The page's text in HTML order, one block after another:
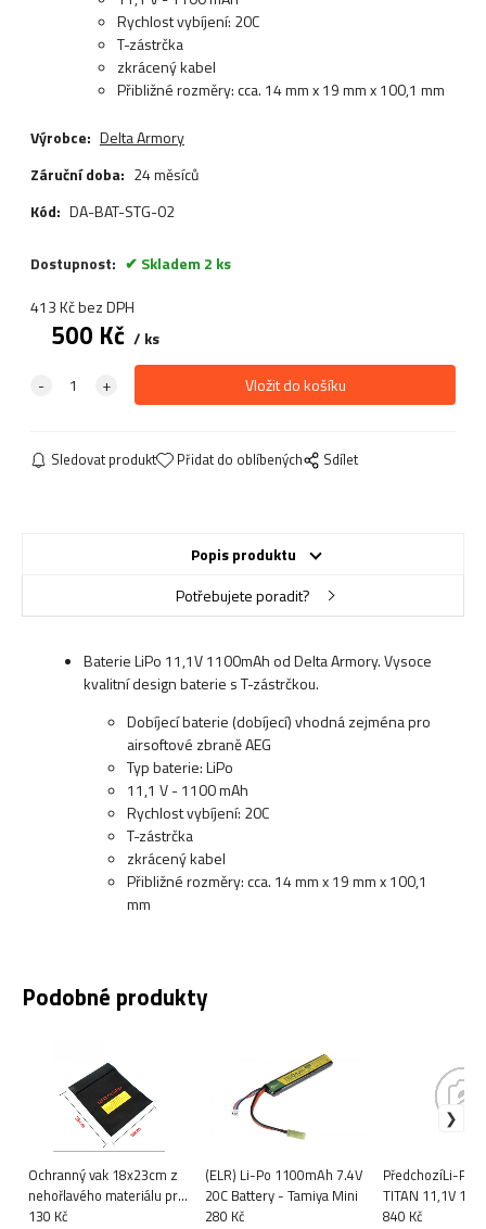
Rychlost vybíjení: 20C
T-zástrčka
zkrácený kabel
Přibližné rozměry: cca. 14 mm x 19 mm x 100,1 mm
Výrobce: Delta Armory
Záruční doba: 24 měsíců
Kód: DA-BAT-STG-02
Dostupnost:
Skladem 2 ks
413Kčbez DPH
500 Kč ks
Sledovat produkt Přidat do oblíbených Sdílet
Popis produktu
Potřebujete poradit?
Baterie LiPo 11,1V 1100mAh od Delta Armory. Vysoce
kvalitní design baterie s T-zástrčkou.
Dobíjecí baterie (dobíjecí) vhodná zejména pro
airsoftové zbraně AEG
Typ baterie: LiPo
11,1 V - 1100 mAh
Rychlost vybíjení: 20C
T-zástrčka
zkrácený kabel
Přibližné rozměry: cca. 14 mm x 19 mm x 100,1
mm
Podobné produkty
Ochranný vak 18x23cm z
nehořlavého materiálu pro
Li-pol, černý
130 Kč
(ELR) Li-Po 1100mAh 7.4V
20C Battery - Tamiya Mini
280 Kč
PředchozíLi-Pol
TITAN 11,1V
(T-Dean) - Stick
840 Kč